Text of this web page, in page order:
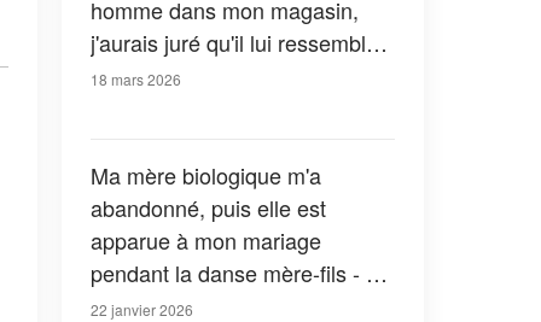
homme dans mon magasin,
j'aurais juré qu'il lui ressemblait
comme deux gouttes d'eau
18 mars 2026
Ma mère biologique m'a
abandonné, puis elle est
apparue à mon mariage
pendant la danse mère-fils - Ce
qui s'est passé ensuite a
22 janvier 2026